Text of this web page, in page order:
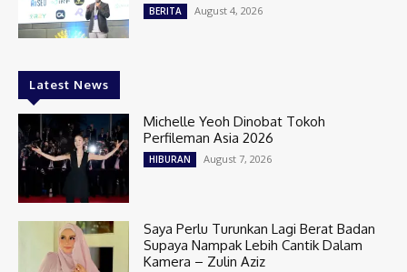
BERITA August 4, 2026
Latest News
Michelle Yeoh Dinobat Tokoh
Perfileman Asia 2026
HIBURAN August 7, 2026
Saya Perlu Turunkan Lagi Berat Badan
Supaya Nampak Lebih Cantik Dalam
Kamera – Zulin Aziz